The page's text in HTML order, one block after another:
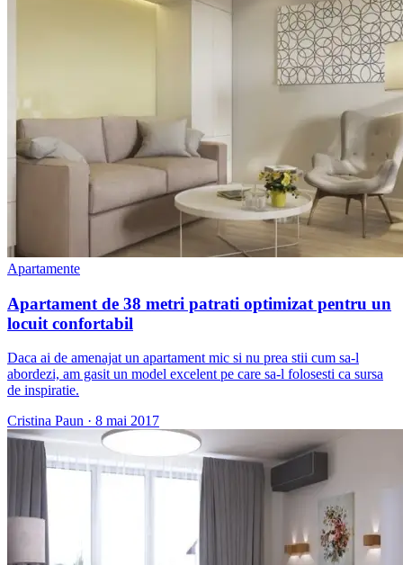
Apartamente
Apartament de 38 metri patrati optimizat pentru un
locuit confortabil
Daca ai de amenajat un apartament mic si nu prea stii cum sa-l
abordezi, am gasit un model excelent pe care sa-l folosesti ca sursa
de inspiratie.
Cristina Paun · 8 mai 2017